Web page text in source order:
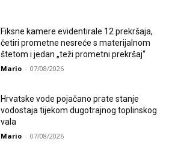
Fiksne kamere evidentirale 12 prekršaja,
četiri prometne nesreće s materijalnom
štetom i jedan „teži prometni prekršaj“
Mario - 07/08/2026
Hrvatske vode pojačano prate stanje
vodostaja tijekom dugotrajnog toplinskog
vala
Mario - 07/08/2026